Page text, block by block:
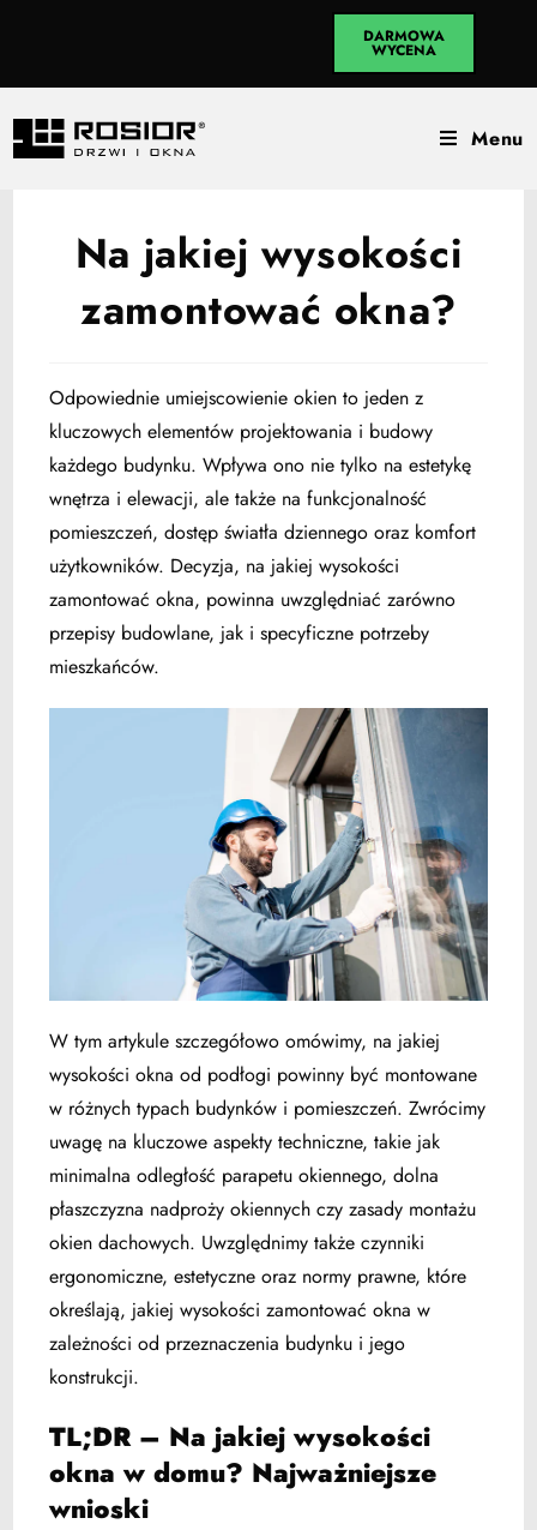
DARMOWA
WYCENA
Menu
Na jakiej wysokości
zamontować okna?
Odpowiednie umiejscowienie okien to jeden z
kluczowych elementów projektowania i budowy
każdego budynku. Wpływa ono nie tylko na estetykę
wnętrza i elewacji, ale także na funkcjonalność
pomieszczeń, dostęp światła dziennego oraz komfort
użytkowników. Decyzja, na jakiej wysokości
zamontować okna, powinna uwzględniać zarówno
przepisy budowlane, jak i specyficzne potrzeby
mieszkańców.
W tym artykule szczegółowo omówimy, na jakiej
wysokości okna od podłogi powinny być montowane
w różnych typach budynków i pomieszczeń. Zwrócimy
uwagę na kluczowe aspekty techniczne, takie jak
minimalna odległość parapetu okiennego, dolna
płaszczyzna nadproży okiennych czy zasady montażu
okien dachowych. Uwzględnimy także czynniki
ergonomiczne, estetyczne oraz normy prawne, które
określają, jakiej wysokości zamontować okna w
zależności od przeznaczenia budynku i jego
konstrukcji.
TL;DR – Na jakiej wysokości
okna w domu? Najważniejsze
wnioski